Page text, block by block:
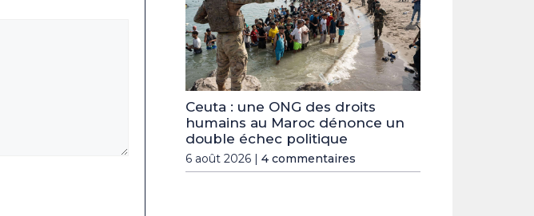
Ceuta : une ONG des droits
humains au Maroc dénonce un
double échec politique
6 août 2026 | 4 commentaires